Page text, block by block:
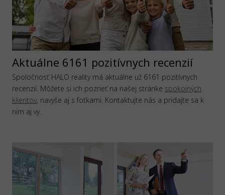
Aktuálne 6161 pozitívnych recenzií
Spoločnosť HALO reality má aktuálne už 6161 pozitívnych
recenzií. Môžete si ich pozrieť na našej stránke spokojných
klientov, navyše aj s fotkami. Kontaktujte nás a pridajte sa k
nim aj vy.